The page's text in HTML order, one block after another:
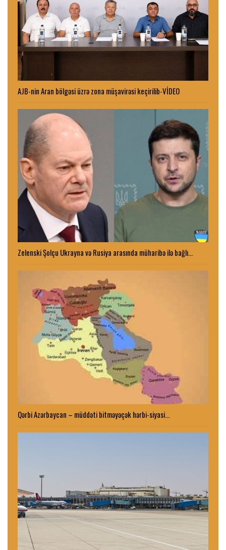
AJB-nin Aran bölgəsi üzrə zona müşavirəsi keçirilib-VİDEO
Zelenski Şolçu Ukrayna və Rusiya arasında müharibə ilə bağlı…
Qərbi Azərbaycan – müddəti bitməyəçək hərbi-siyasi…